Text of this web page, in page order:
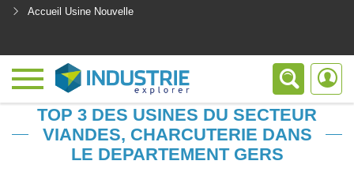
Accueil Usine Nouvelle
TOP 3 DES USINES DU SECTEUR
VIANDES, CHARCUTERIE DANS
LE DEPARTEMENT GERS